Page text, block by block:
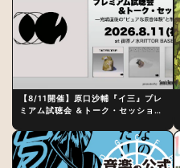
【8/11開催】原口沙輔『イ三』プレ
ミアム試聴会 ＆トーク・セッション
制作秘話